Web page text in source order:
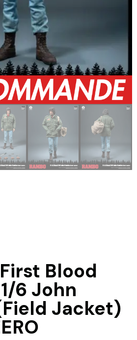
Blood
6 John
Jacket)